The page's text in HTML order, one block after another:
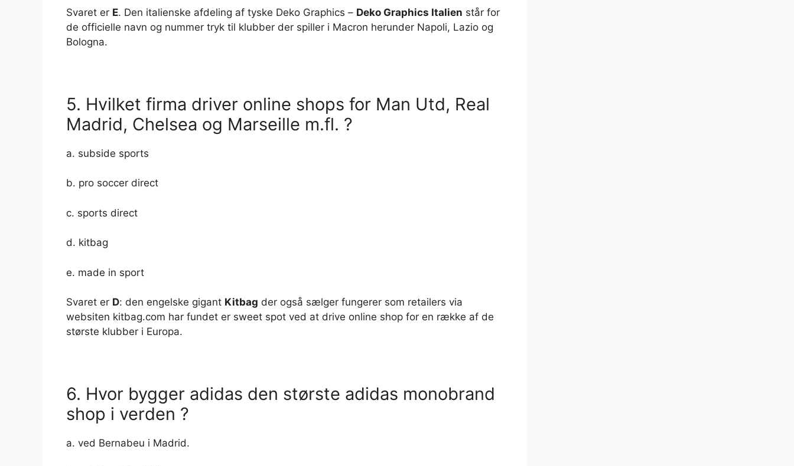
Svaret er E. Den italienske afdeling af tyske Deko Graphics – Deko Graphics Italien står for
de officielle navn og nummer tryk til klubber der spiller i Macron herunder Napoli, Lazio og
Bologna.
5. Hvilket firma driver online shops for Man Utd, Real
Madrid, Chelsea og Marseille m.fl. ?
a. subside sports
b. pro soccer direct
c. sports direct
d. kitbag
e. made in sport
Svaret er D: den engelske gigant Kitbag der også sælger fungerer som retailers via
websiten kitbag.com har fundet er sweet spot ved at drive online shop for en række af de
største klubber i Europa.
6. Hvor bygger adidas den største adidas monobrand
shop i verden ?
a. ved Bernabeu i Madrid.